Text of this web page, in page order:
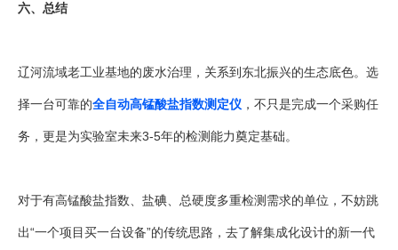
六、总结
辽河流域老工业基地的废水治理，关系到东北振兴的生态底色。选
择一台可靠的全自动高锰酸盐指数测定仪 ，不只是完成一个采购任
务，更是为实验室未来3-5年的检测能力奠定基础。
对于有高锰酸盐指数、盐碘、总硬度多重检测需求的单位，不妨跳
出“一个项目买一台设备”的传统思路，去了解集成化设计的新一代